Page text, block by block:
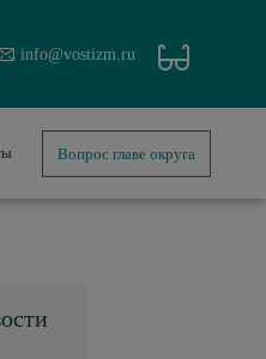
info@vostizm.ru
Вопрос главе округа